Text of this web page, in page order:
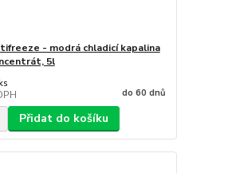
- modrá chladicí kapalina
5l
do 60 dnů
Přidat do košíku